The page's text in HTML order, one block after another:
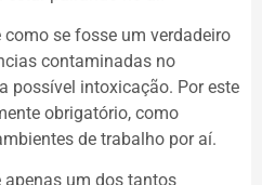
se fosse um verdadeiro
contaminadas no
possível intoxicação. Por este
obrigatório, como
de trabalho por aí.
apenas um dos tantos